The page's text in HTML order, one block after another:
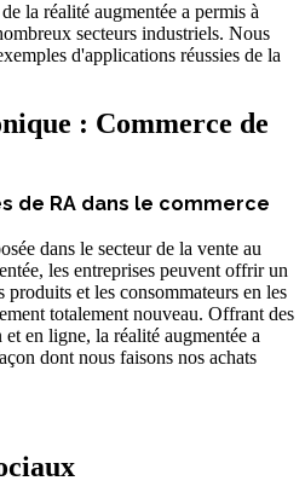
la réalité augmentée a permis à
secteurs industriels. Nous
d'applications réussies de la
: Commerce de
de RA dans le commerce
dans le secteur de la vente au
les entreprises peuvent offrir un
et les consommateurs en les
totalement nouveau. Offrant des
en ligne, la réalité augmentée a
dont nous faisons nos achats